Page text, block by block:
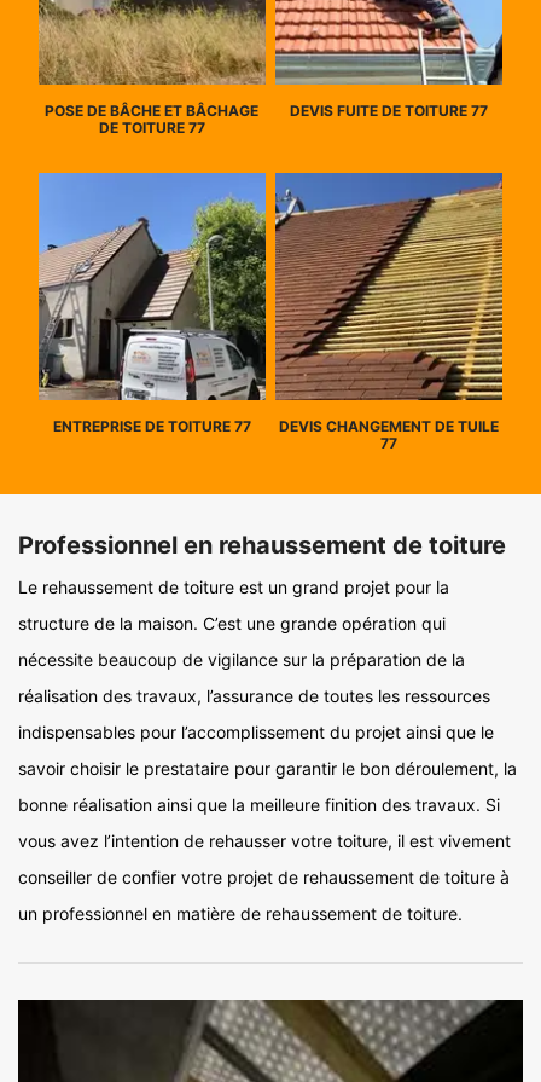
POSE DE BÂCHE ET BÂCHAGE
DE TOITURE 77
DEVIS FUITE DE TOITURE 77
ENTREPRISE DE TOITURE 77
DEVIS CHANGEMENT DE TUILE
77
Professionnel en rehaussement de toiture
Le rehaussement de toiture est un grand projet pour la
structure de la maison. C’est une grande opération qui
nécessite beaucoup de vigilance sur la préparation de la
réalisation des travaux, l’assurance de toutes les ressources
indispensables pour l’accomplissement du projet ainsi que le
savoir choisir le prestataire pour garantir le bon déroulement, la
bonne réalisation ainsi que la meilleure finition des travaux. Si
vous avez l’intention de rehausser votre toiture, il est vivement
conseiller de confier votre projet de rehaussement de toiture à
un professionnel en matière de rehaussement de toiture.